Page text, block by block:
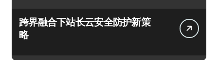
跨界融合下站长云安全防护新策
略